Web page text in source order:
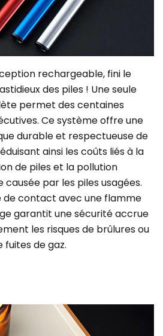
rechargeable, fini le
des piles ! Une seule
permet des centaines
Ce système offre une
durable et respectueuse de
ainsi les coûts liés à la
de piles et la pollution
par les piles usagées.
de contact avec une flamme
garantit une sécurité accrue
les risques de brûlures ou
fuites de gaz.